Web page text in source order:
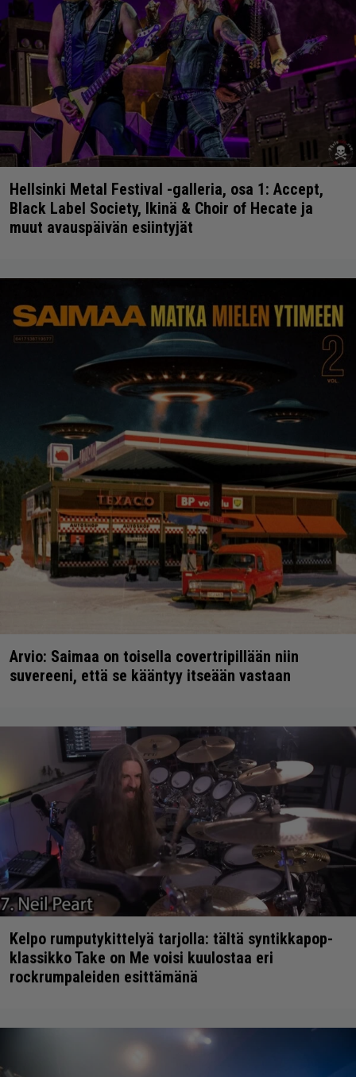
Hellsinki Metal Festival -galleria, osa 1: Accept,
Black Label Society, Ikinä & Choir of Hecate ja
muut avauspäivän esiintyjät
Arvio: Saimaa on toisella covertripillään niin
suvereeni, että se kääntyy itseään vastaan
Kelpo rumputykittelyä tarjolla: tältä syntikkapop-
klassikko Take on Me voisi kuulostaa eri
rockrumpaleiden esittämänä